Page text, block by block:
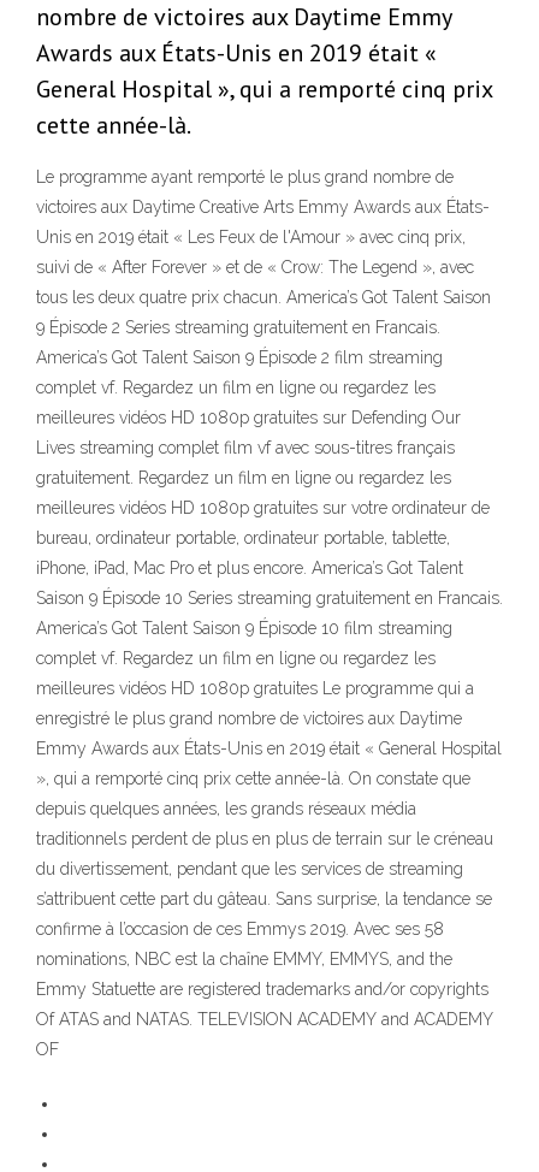
nombre de victoires aux Daytime Emmy
Awards aux États-Unis en 2019 était «
General Hospital », qui a remporté cinq prix
cette année-là.
Le programme ayant remporté le plus grand nombre de
victoires aux Daytime Creative Arts Emmy Awards aux États-
Unis en 2019 était « Les Feux de l'Amour » avec cinq prix,
suivi de « After Forever » et de « Crow: The Legend », avec
tous les deux quatre prix chacun. America’s Got Talent Saison
9 Épisode 2 Series streaming gratuitement en Francais.
America’s Got Talent Saison 9 Épisode 2 film streaming
complet vf. Regardez un film en ligne ou regardez les
meilleures vidéos HD 1080p gratuites sur Defending Our
Lives streaming complet film vf avec sous-titres français
gratuitement. Regardez un film en ligne ou regardez les
meilleures vidéos HD 1080p gratuites sur votre ordinateur de
bureau, ordinateur portable, ordinateur portable, tablette,
iPhone, iPad, Mac Pro et plus encore. America’s Got Talent
Saison 9 Épisode 10 Series streaming gratuitement en Francais.
America’s Got Talent Saison 9 Épisode 10 film streaming
complet vf. Regardez un film en ligne ou regardez les
meilleures vidéos HD 1080p gratuites Le programme qui a
enregistré le plus grand nombre de victoires aux Daytime
Emmy Awards aux États-Unis en 2019 était « General Hospital
», qui a remporté cinq prix cette année-là. On constate que
depuis quelques années, les grands réseaux média
traditionnels perdent de plus en plus de terrain sur le créneau
du divertissement, pendant que les services de streaming
s’attribuent cette part du gâteau. Sans surprise, la tendance se
confirme à l’occasion de ces Emmys 2019. Avec ses 58
nominations, NBC est la chaîne EMMY, EMMYS, and the
Emmy Statuette are registered trademarks and/or copyrights
Of ATAS and NATAS. TELEVISION ACADEMY and ACADEMY
OF